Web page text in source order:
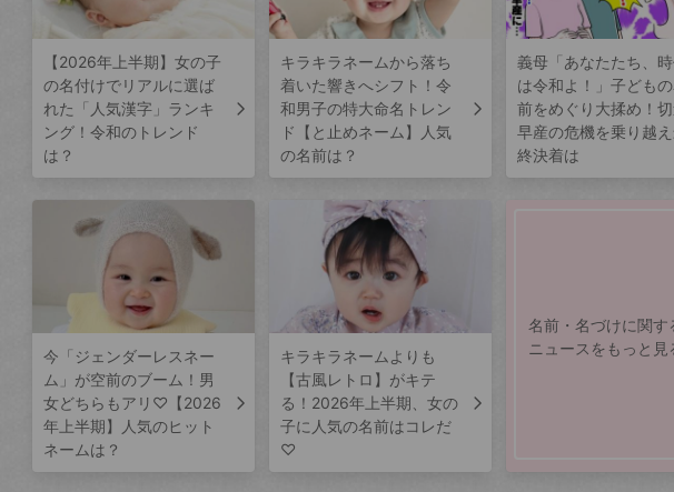
【2026年上半期】女の子
の名付けでリアルに選ば
れた「人気漢字」ランキ
ング！令和のトレンド
は？
キラキラネームから落ち
着いた響きへシフト！令
和男子の特大命名トレン
ド【と止めネーム】人気
の名前は？
義母「あなたたち、
は令和よ！」子ども
前をめぐり大揉め！切
早産の危機を乗り越
終決着は
今「ジェンダーレスネー
ム」が空前のブーム！男
女どちらもアリ♡【2026
年上半期】人気のヒット
ネームは？
キラキラネームよりも
【古風レトロ】がキテ
る！2026年上半期、女の
子に人気の名前はコレだ
♡
名前・名づけに関す
ニュースをもっと見